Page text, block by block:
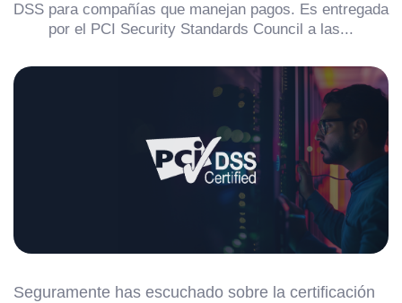
DSS para compañías que manejan pagos. Es entregada
por el PCI Security Standards Council a las...
Seguramente has escuchado sobre la certificación